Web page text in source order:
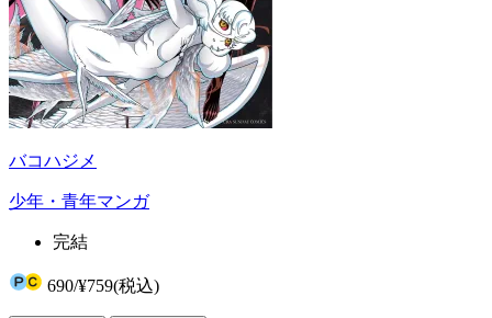
バコハジメ
少年・青年マンガ
完結
690/¥759(税込)